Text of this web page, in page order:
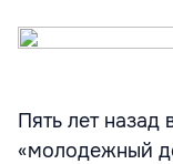
Пять лет назад
«молодежный